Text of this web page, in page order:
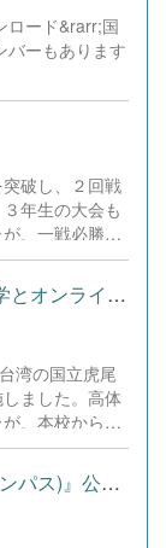
。今後も生徒
はの強みを磨
的な学びの機
します。ま
り、サーバア
ァイルがダウ
利用くださ
（コンパ
学習効果と利
ロード&rarr;国
バーもあります
破し、２回戦
年生の大会も
、一戦必勝で
【国際教養科】台湾・国立虎尾高級中学とオンライン交流会を開催！
湾の国立虎尾
ました。高体
、本校から27
モニター越し
中川校長によ
国語と英語を
くプレゼンテ
【ＢＳＣ】ＢＳＣ開発！『Compath(コンパス)』公開！